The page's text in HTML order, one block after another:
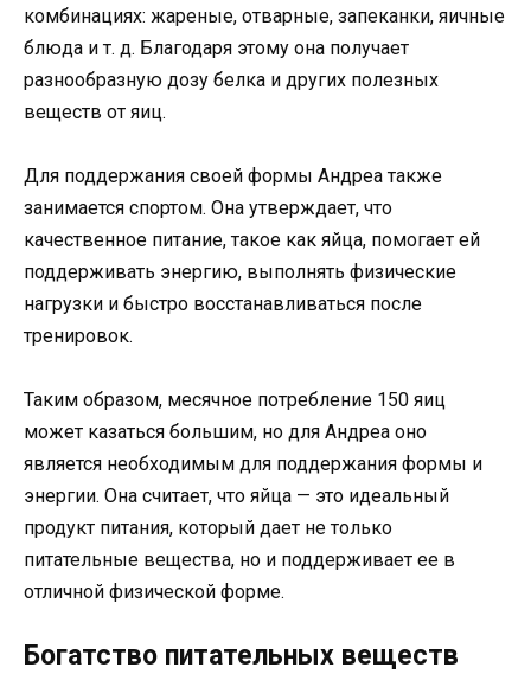
комбинациях: жареные, отварные, запеканки, яичные
блюда и т. д. Благодаря этому она получает
разнообразную дозу белка и других полезных
веществ от яиц.
Для поддержания своей формы Андреа также
занимается спортом. Она утверждает, что
качественное питание, такое как яйца, помогает ей
поддерживать энергию, выполнять физические
нагрузки и быстро восстанавливаться после
тренировок.
Таким образом, месячное потребление 150 яиц
может казаться большим, но для Андреа оно
является необходимым для поддержания формы и
энергии. Она считает, что яйца — это идеальный
продукт питания, который дает не только
питательные вещества, но и поддерживает ее в
отличной физической форме.
Богатство питательных веществ